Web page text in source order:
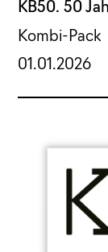
KB50. 50
Kombi-Pack
01.01.2026